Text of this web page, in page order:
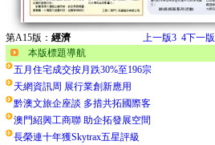
第A15版： 經濟 上一版3 4下一版
本版標題導航
五月住宅成交按月跌30%至196宗
天網資訊周 展行業創新應用
黔澳文旅企座談 多措共拓國際客
澳門紹興工商聯 助企拓發展空間
長榮連十年獲Skytrax五星評級